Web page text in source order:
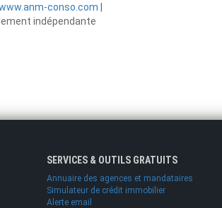
conso.com |
indépendante
SERVICES & OUTILS GRATUITS
Annuaire des agences et mandataires
Simulateur de crédit immobilier
Alerte email